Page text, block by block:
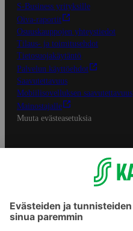
S-Business yrityksille
Oiva-raportit
Osuuskauppojen yhteystiedot
Tilaus- ja toimitusehdot
Tietosuojakäytäntö
Palvelun käyttöehdot
Saavutettavuus
Mobiilisovelluksen saavutettavuus
Mainostajalle
Muuta evästeasetuksia
S-ryhmän palvelut
Asiakasomistajuus
Yhteishyvä Ruoka -sovellus